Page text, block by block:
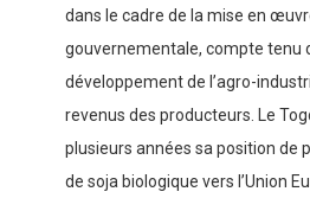
dans le cadre de la mise en
gouvernementale, compte tenu
développement de l’agro-
revenus des producteurs. Le
plusieurs années sa position de
de soja biologique vers l’Union